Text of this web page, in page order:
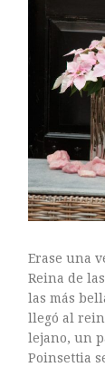
ARTE FLORAL
Bodas
CULTIVOS
DECORACION
flores
FLORISTERÍAS
FOTOGRAFIA
INSTAGRAM
JARDINES
Erase una
Reina de
las más
llegó al
lejano, un
Poinsettia